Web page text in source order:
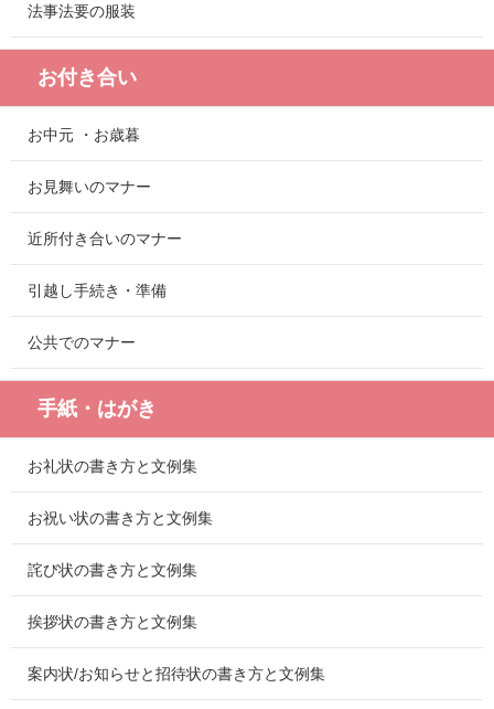
法事法要の服装
お付き合い
お中元 ・お歳暮
お見舞いのマナー
近所付き合いのマナー
引越し手続き・準備
公共でのマナー
手紙・はがき
お礼状の書き方と文例集
お祝い状の書き方と文例集
詫び状の書き方と文例集
挨拶状の書き方と文例集
案内状/お知らせと招待状の書き方と文例集